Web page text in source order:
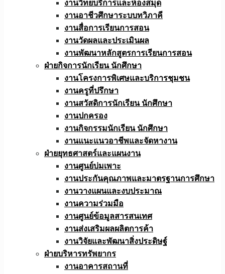
งานวิทยบริการและห้องสมุด
งานอาชีวศึกษาระบบทวิภาคี
งานสื่อการเรียนการสอน
งานวัดผลและประเมินผล
งานพัฒนาหลักสูตรการเรียนการสอน
ฝ่ายกิจการนักเรียน นักศึกษา
งานโครงการพิเศษและบริการชุมชน
งานครูที่ปรึกษา
งานสวัสดิการนักเรียน นักศึกษา
งานปกครอง
งานกิจกรรมนักเรียน นักศึกษา
งานแนะแนวอาชีพและจัดหางาน
ฝ่ายยุทธศาสตร์และแผนงาน
งานศูนย์บ่มเพาะ
งานประกันคุณภาพและมาตรฐานการศึกษา
งานวางแผนและงบประมาณ
งานความร่วมมือ
งานศูนย์ข้อมูลสารสนเทศ
งานส่งเสริมผลผลิตการค้า
งานวิจัยและพัฒนาสิ่งประดิษฐ์
ฝ่ายบริหารทรัพยากร
งานอาคารสถานที่